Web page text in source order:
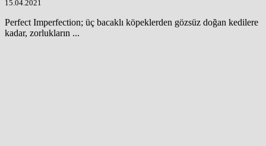
15.04.2021
Perfect Imperfection; üç bacaklı köpeklerden gözsüz doğan kedilere
kadar, zorlukların ...